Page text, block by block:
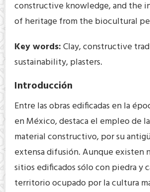
constructive knowledge, and the
of heritage from the biocultural
Key words:Clay, constructive
sustainability, plasters.
Introducción
Entre las obras edificadas en la
en México, destaca el empleo de
material constructivo, por su
extensa difusión. Aunque existen
sitios edificados sólo con piedra y
territorio ocupado por la cultura